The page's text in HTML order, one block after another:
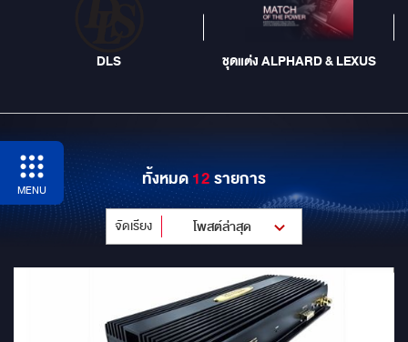
DLS ชุดแต่ง ALPHARD & LEXUS
MENU ทั้งหมด12รายการ
จัดเรียง โพสต์ล่าสุด